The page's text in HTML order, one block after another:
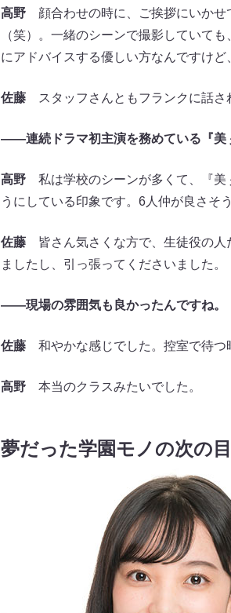
高野顔合わせの時に、ご挨拶にいかせ
（笑）。一緒のシーンで撮影していて
にアドバイスする優しい方なんですけど
佐藤スタッフさんともフランクに話さ
――連続ドラマ初主演を務めている『美
高野私は学校のシーンが多くて、『美
うにしている印象です。6人仲が良さそ
佐藤皆さん気さくな方で、生徒役の人
ましたし、引っ張ってくださいました。
――現場の雰囲気も良かったんですね。
佐藤和やかな感じでした。控室で待つ
高野本当のクラスみたいでした。
夢だった学園モノの次の